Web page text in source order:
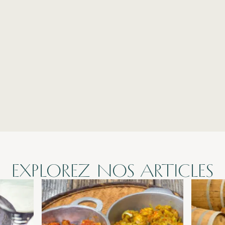
EXPLOREZ NOS ARTICLES